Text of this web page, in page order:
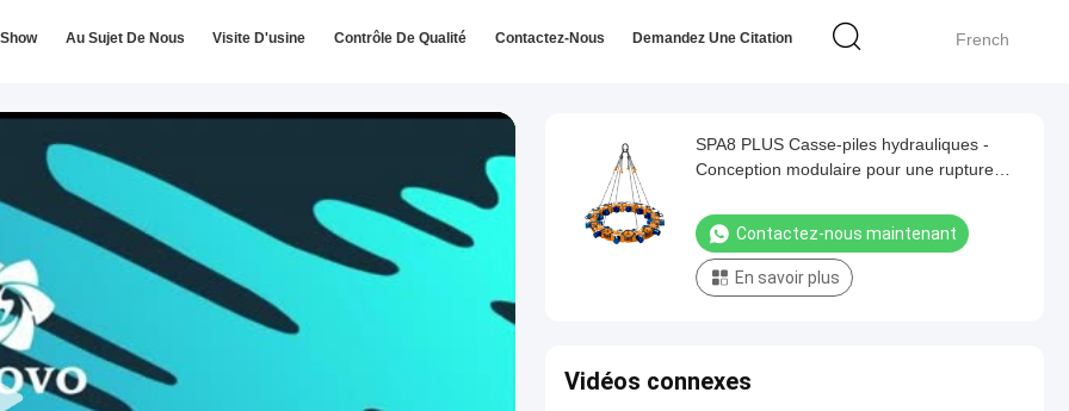
French
Au Sujet De Nous Visite D'usine Contrôle De Qualité Contactez-Nous Demandez Une Citation
SPA8 PLUS Casse-piles hydrauliques -
Conception modulaire pour une rupture
Contactez-nous maintenant
En savoir plus
Vidéos connexes